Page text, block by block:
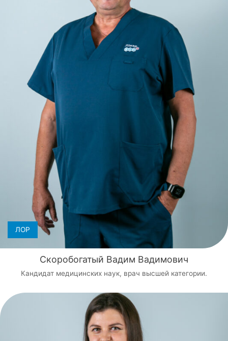
Скоробогатый Вадим Вадимович
Кандидат медицинских наук, врач высшей категории.
ЛОР